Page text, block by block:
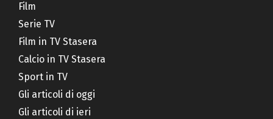
Film
Serie TV
Film in TV Stasera
Calcio in TV Stasera
Sport in TV
Gli articoli di oggi
Gli articoli di ieri